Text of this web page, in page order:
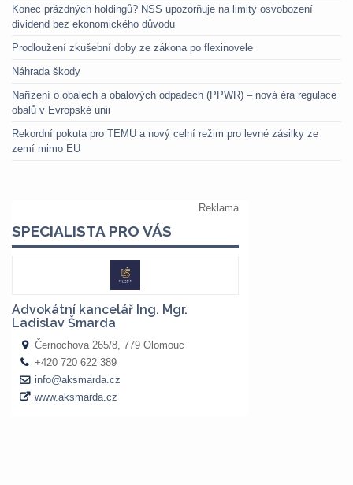
Konec prázdných holdingů? NSS upozorňuje na limity osvobození
dividend bez ekonomického důvodu
Prodloužení zkušební doby ze zákona po flexinovele
Náhrada škody
Nařízení o obalech a obalových odpadech (PPWR) – nová éra regulace
obalů v Evropské unii
Rekordní pokuta pro TEMU a nový celní režim pro levné zásilky ze
zemí mimo EU